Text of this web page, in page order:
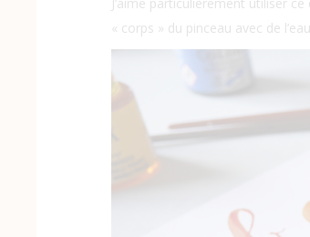
« corps » du pinceau avec de